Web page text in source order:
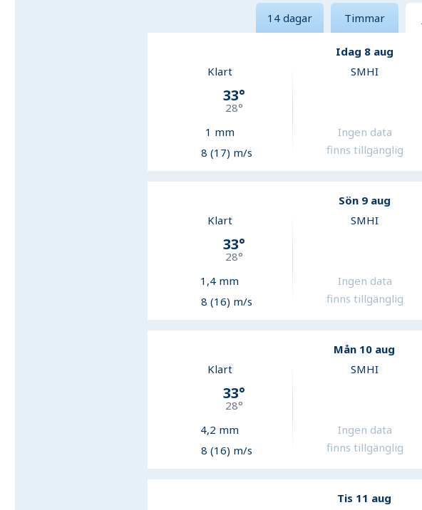
14 dagar Timmar
Idag 8 aug
Klart
33°
28°
1 mm
8 (17) m/s
SMHI
Ingen data
finns tillgänglig
Sön 9 aug
Klart
33°
28°
1,4 mm
8 (16) m/s
SMHI
Ingen data
finns tillgänglig
Mån 10 aug
Klart
33°
28°
4,2 mm
8 (16) m/s
SMHI
Ingen data
finns tillgänglig
Tis 11 aug